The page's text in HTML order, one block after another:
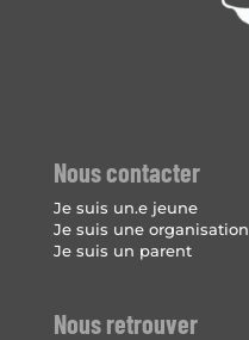
Nous contacter
Je suis un.e jeune
Je suis une organisation
Je suis un parent
Nous retrouver